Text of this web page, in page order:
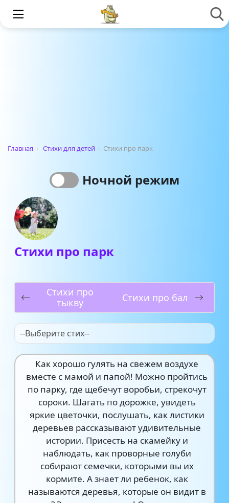
Главная › Стихи для детей › Стихи про парк
Ночной режим
Стихи про парк
Стихи про
тыкву
Стихи про бал
--Выберите стих--
Как хорошо гулять на свежем воздухе
вместе с мамой и папой! Можно пройтись
по парку, где щебечут воробьи, стрекочут
сороки. Шагать по дорожке, увидеть
яркие цветочки, послушать, как листики
деревьев рассказывают удивительные
истории. Присесть на скамейку и
наблюдать, как проворные голуби
собирают семечки, которыми вы их
кормите. А знает ли ребенок, как
называются деревья, которые он видит в